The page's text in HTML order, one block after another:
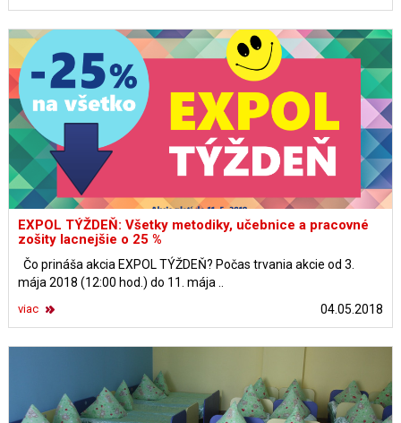
EXPOL TÝŽDEŇ: Všetky metodiky, učebnice a pracovné
zošity lacnejšie o 25 %
Čo prináša akcia EXPOL TÝŽDEŇ? Počas trvania akcie od 3.
mája 2018 (12:00 hod.) do 11. mája ..
04.05.2018
viac